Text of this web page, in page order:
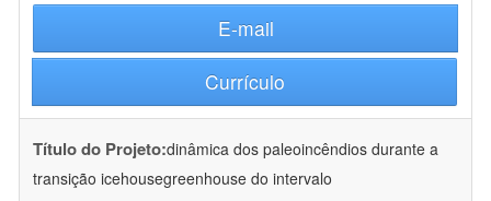
E-mail
Currículo
Título do Projeto:dinâmica dos paleoincêndios durante a
transição icehousegreenhouse do intervalo